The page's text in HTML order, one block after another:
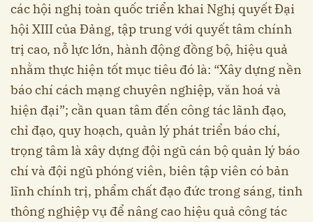
các hội nghị toàn quốc triển khai Nghị quyết Đại
hội XIII của Đảng, tập trung với quyết tâm chính
trị cao, nỗ lực lớn, hành động đồng bộ, hiệu quả
nhằm thực hiện tốt mục tiêu đó là: “Xây dựng nền
báo chí cách mạng chuyên nghiệp, văn hoá và
hiện đại”; cần quan tâm đến công tác lãnh đạo,
chỉ đạo, quy hoạch, quản lý phát triển báo chí,
trọng tâm là xây dựng đội ngũ cán bộ quản lý báo
chí và đội ngũ phóng viên, biên tập viên có bản
lĩnh chính trị, phẩm chất đạo đức trong sáng, tinh
thông nghiệp vụ để nâng cao hiệu quả công tác